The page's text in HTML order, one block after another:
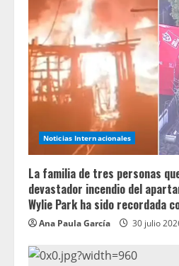
Noticias Internacionales
La familia de tres personas
devastador incendio del
Wylie Park ha sido recordada
Ana Paula García 30 julio